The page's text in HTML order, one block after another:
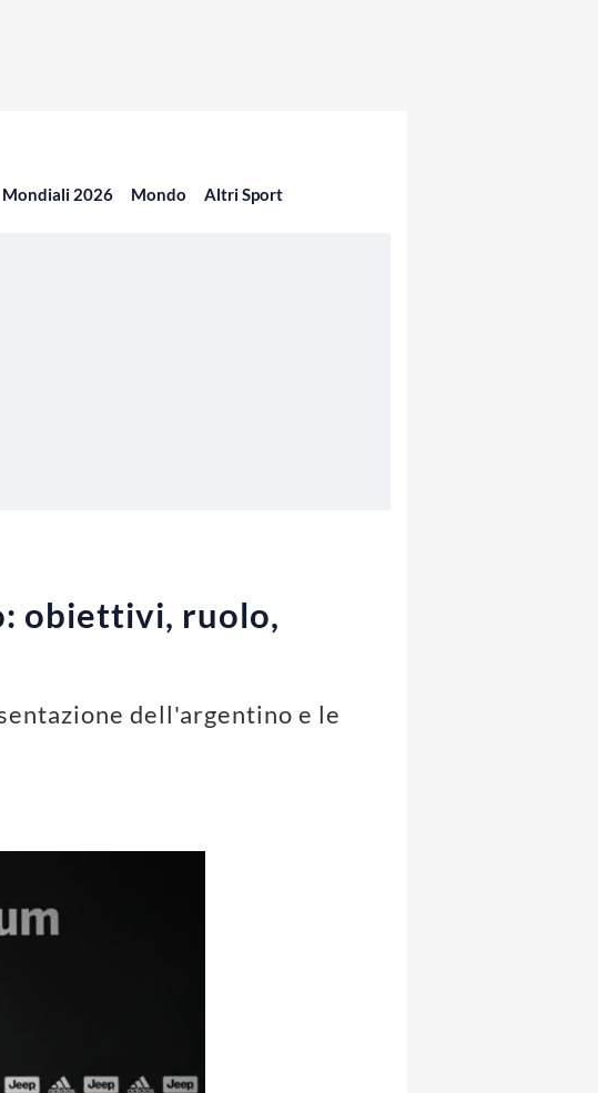
Mondiali 2026 Mondo Altri Sport
obiettivi, ruolo,
dell'argentino e le